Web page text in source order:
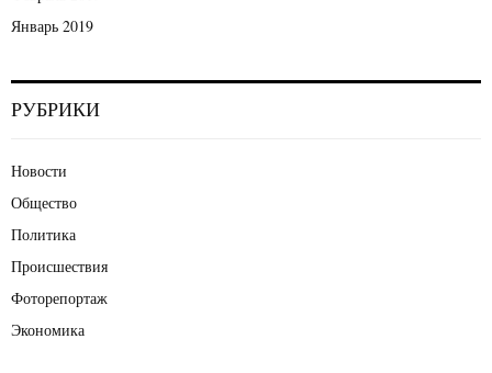
Январь 2019
РУБРИКИ
Новости
Общество
Политика
Происшествия
Фоторепортаж
Экономика